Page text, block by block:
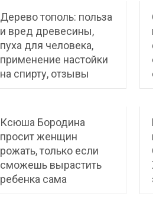
Дерево тополь: польза
и вред древесины,
пуха для человека,
применение настойки
на спирту, отзывы
Ксюша Бородина
просит женщин
рожать, только если
сможешь вырастить
ребенка сама